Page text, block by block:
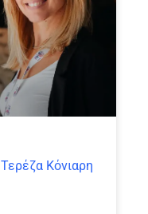
Τερέζα Κόνιαρη